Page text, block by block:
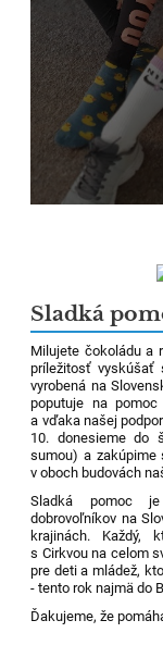
Sladká
Milujete čokoládu a
príležitosť vyskúšať
vyrobená na
poputuje na
a vďaka našej
10. donesieme do
sumou) a zakúpime
v oboch budovách
Sladká pomoc
dobrovoľníkov na
krajinách. Každý,
s Cirkvou na celom
pre deti a mládež,
- tento rok najmä do
Ďakujeme, že